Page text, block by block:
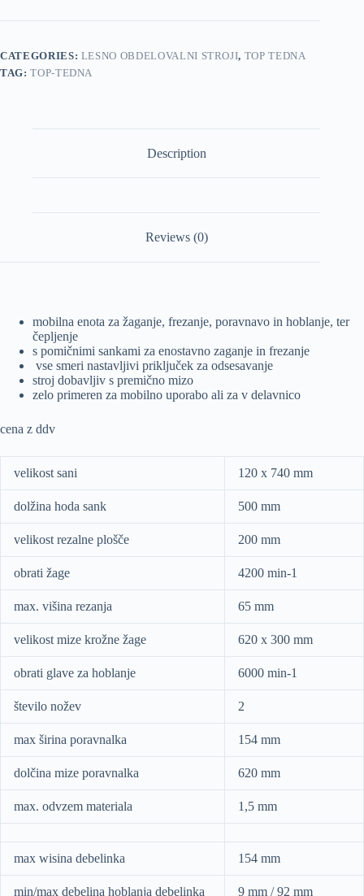
CATEGORIES: LESNO OBDELOVALNI STROJI, TOP TEDNA
TAG:TOP-TEDNA
Description
Reviews (0)
mobilna enota za žaganje, frezanje, poravnavo in hoblanje, ter
čepljenje
s pomičnimi sankami za enostavno zaganje in frezanje
vse smeri nastavljivi priključek za odsesavanje
stroj dobavljiv s premično mizo
zelo primeren za mobilno uporabo ali za v delavnico
cena z ddv
velikost sani 120 x 740 mm
dolžina hoda sank 500 mm
velikost rezalne plošče 200 mm
obrati žage 4200 min-1
max. višina rezanja 65 mm
velikost mize krožne žage 620 x 300 mm
obrati glave za hoblanje 6000 min-1
število nožev 2
max širina poravnalka 154 mm
dolčina mize poravnalka 620 mm
max. odvzem materiala 1,5 mm
max wisina debelinka 154 mm
min/max debelina hoblanja debelinka 9 mm / 92 mm